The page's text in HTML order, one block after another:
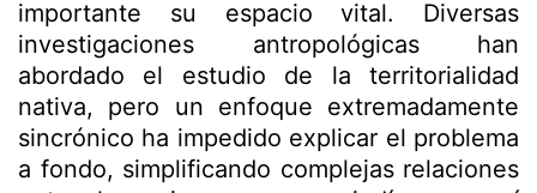
importante su espacio vital. Diversas
investigaciones antropológicas han
abordado el estudio de la territorialidad
nativa, pero un enfoque extremadamente
sincrónico ha impedido explicar el problema
a fondo, simplificando complejas relaciones